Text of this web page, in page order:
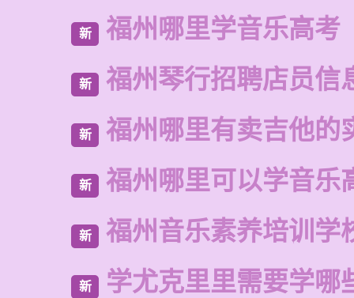
新 福州哪里学音乐高考
新 福州琴行招聘店员信
新 福州哪里有卖吉他的
新 福州哪里可以学音乐
新 福州音乐素养培训学
新 学尤克里里需要学哪